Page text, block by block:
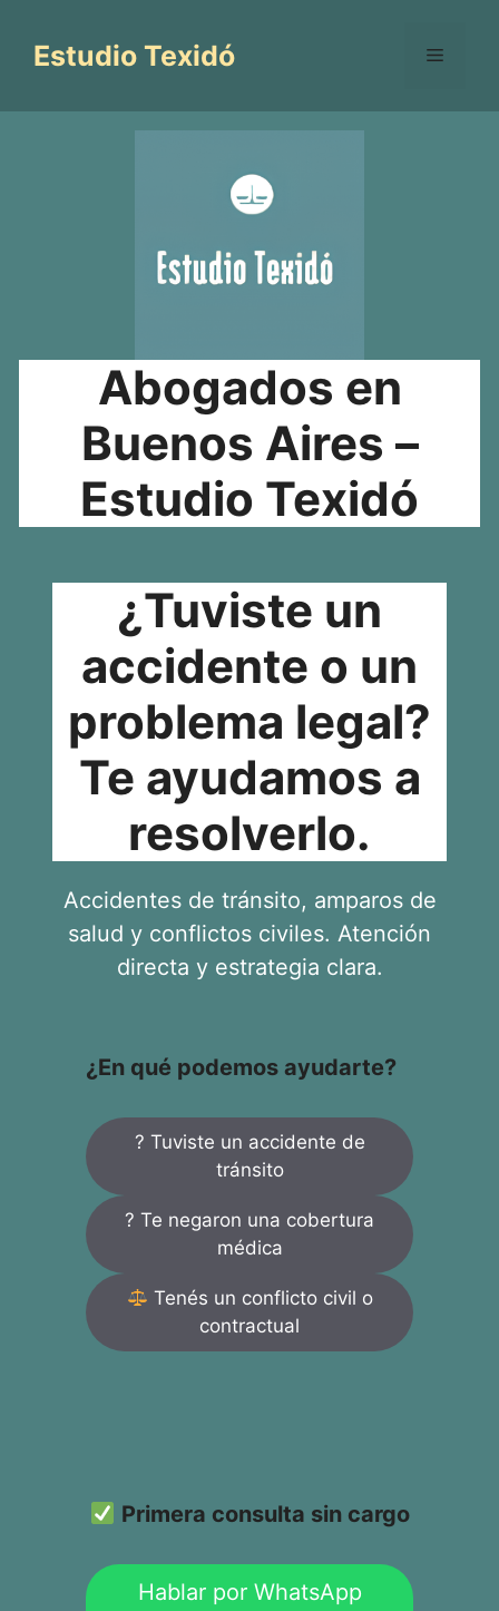
contenido
Estudio Texidó Menú
Abogados en
Buenos Aires –
Estudio Texidó
¿Tuviste un
accidente o un
problema legal?
Te ayudamos a
resolverlo.
Accidentes de tránsito, amparos de
salud y conflictos civiles. Atención
directa y estrategia clara.
¿En qué podemos ayudarte?
? Tuviste un accidente de
tránsito
? Te negaron una cobertura
médica
Tenés un conflicto civil o
contractual
Primera consulta sin cargo
Hablar por WhatsApp